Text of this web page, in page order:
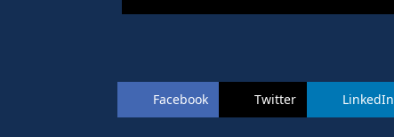
Facebook Twitter LinkedIn